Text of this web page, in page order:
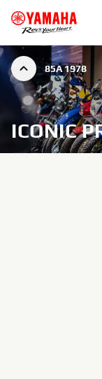
85A 1978
ICONIC